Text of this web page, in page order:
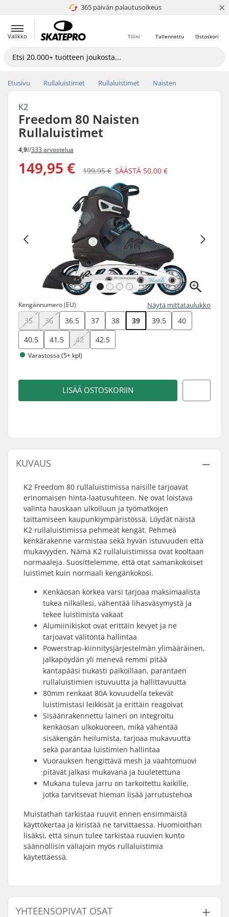
365 päivän palautusoikeus
4.8 / 5 ×
Valikko Ostoskori
Tallennettu
Tilini
Etusivu Rullaluistimet Rullaluistimet Naisten
K2
Freedom 80 Naisten
Rullaluistimet
4,9//333 arvostelua
149,95 € 199,95 € SÄÄSTÄ 50,00 €
Kengännumero (EU) Näytä mittataulukko
35 36 36.5 37 38 39 39.5
40
40.5
41.5 42 42.5
Varastossa (5+ kpl)
LISÄÄ OSTOSKORIIN
KUVAUS
K2 Freedom 80 rullaluistimissa naisille tarjoavat
erinomaisen hinta-laatusuhteen. Ne ovat loistava
valinta hauskaan ulkoiluun ja työmatkojen
taittamiseen kaupunkiympäristössä. Löydät näistä
K2 rullaluistimissa pehmeät kengät. Pehmeä
kenkärakenne varmistaa sekä hyvän istuvuuden että
mukavyyden. Nämä K2 rullaluistimissa ovat kooltaan
normaaleja. Suosittelemme, että otat samankokoiset
luistimet kuin normaali kengänkokosi.
Kenkäosan korkea varsi tarjoaa maksimaalista
tukea nilkallesi, vähentää lihasväsymystä ja
tekee luistimista vakaat
Alumiinikiskot ovat erittäin kevyet ja ne
tarjoavat välitöntä hallintaa
Powerstrap-kiinnitysjärjestelmän ylimääräinen,
jalkapöydän yli menevä remmi pitää
kantapääsi tiukasti paikoillaan, parantaen
rullaluistimien istuvuutta ja hallittavuutta
80mm renkaat 80A kovuudella tekevät
luistimistasi leikkisät ja erittäin reagoivat
Sisäänrakennettu laineri on integroitu
kenkäosan ulkokuoreen, mikä vähentää
sisäkengän heilumista, tarjoaa mukavuutta
sekä parantaa luistimien hallintaa
Vuorauksen hengittävä mesh ja vaahtomuovi
pitävät jalkasi mukavana ja tuuletettuna
Mukana tuleva jarru on tarkoitettu kaikille,
jotka tarvitsevat hieman lisää jarrutustehoa
Muistathan tarkistaa ruuvit ennen ensimmäistä
käyttökertaa ja kiristää ne tarvittaessa. Huomioithan
lisäksi, että sinun tulee tarkistaa ruuvien kunto
säännöllisin väliajoin myös rullaluistimia
käytettäessä.
YHTEENSOPIVAT OSAT